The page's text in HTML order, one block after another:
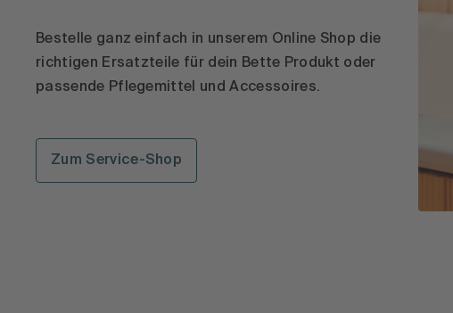
Bestelle ganz einfach in unserem Online Shop die
richtigen Ersatzteile für dein Bette Produkt oder
passende Pflegemittel und Accessoires.
Zum Service-Shop